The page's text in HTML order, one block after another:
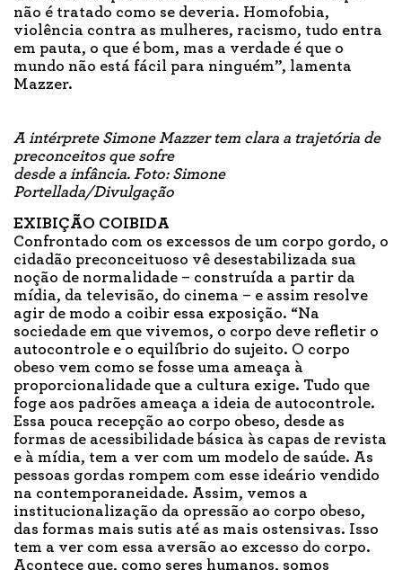
não é tratado como se deveria. Homofobia,
violência contra as mulheres, racismo, tudo entra
em pauta, o que é bom, mas a verdade é que o
mundo não está fácil para ninguém”, lamenta
Mazzer.
A intérprete Simone Mazzer tem clara a trajetória de
preconceitos que sofre
desde a infância. Foto: Simone
Portellada/Divulgação
EXIBIÇÃO COIBIDA
Confrontado com os excessos de um corpo gordo, o
cidadão preconceituoso vê desestabilizada sua
noção de normalidade – construída a partir da
mídia, da televisão, do cinema – e assim resolve
agir de modo a coibir essa exposição. “Na
sociedade em que vivemos, o corpo deve refletir o
autocontrole e o equilíbrio do sujeito. O corpo
obeso vem como se fosse uma ameaça à
proporcionalidade que a cultura exige. Tudo que
foge aos padrões ameaça a ideia de autocontrole.
Essa pouca recepção ao corpo obeso, desde as
formas de acessibilidade básica às capas de revista
e à mídia, tem a ver com um modelo de saúde. As
pessoas gordas rompem com esse ideário vendido
na contemporaneidade. Assim, vemos a
institucionalização da opressão ao corpo obeso,
das formas mais sutis até as mais ostensivas. Isso
tem a ver com essa aversão ao excesso do corpo.
Acontece que, como seres humanos, somos